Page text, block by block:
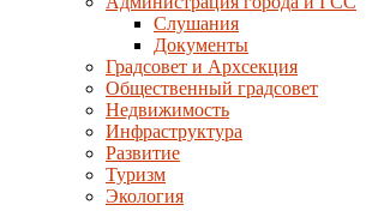
Слушания
Документы
Градсовет и Архсекция
Общественный градсовет
Недвижимость
Инфраструктура
Развитие
Туризм
Экология